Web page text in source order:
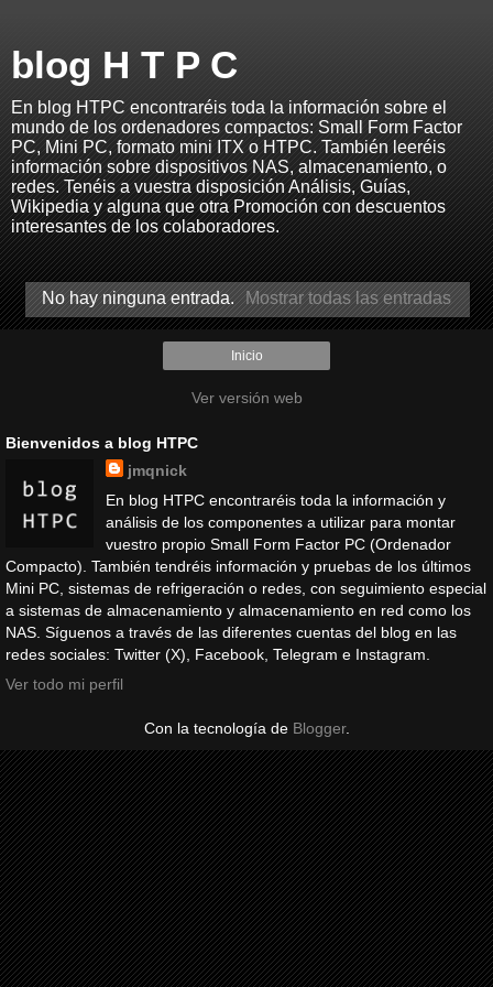
blog H T P C
En blog HTPC encontraréis toda la información sobre el
mundo de los ordenadores compactos: Small Form Factor
PC, Mini PC, formato mini ITX o HTPC. También leeréis
información sobre dispositivos NAS, almacenamiento, o
redes. Tenéis a vuestra disposición Análisis, Guías,
Wikipedia y alguna que otra Promoción con descuentos
interesantes de los colaboradores.
No hay ninguna entrada. Mostrar todas las entradas
Inicio
Ver versión web
Bienvenidos a blog HTPC
jmqnick
En blog HTPC encontraréis toda la información y
análisis de los componentes a utilizar para montar
vuestro propio Small Form Factor PC (Ordenador
Compacto). También tendréis información y pruebas de los últimos
Mini PC, sistemas de refrigeración o redes, con seguimiento especial
a sistemas de almacenamiento y almacenamiento en red como los
NAS. Síguenos a través de las diferentes cuentas del blog en las
redes sociales: Twitter (X), Facebook, Telegram e Instagram.
Ver todo mi perfil
Con la tecnología de Blogger.